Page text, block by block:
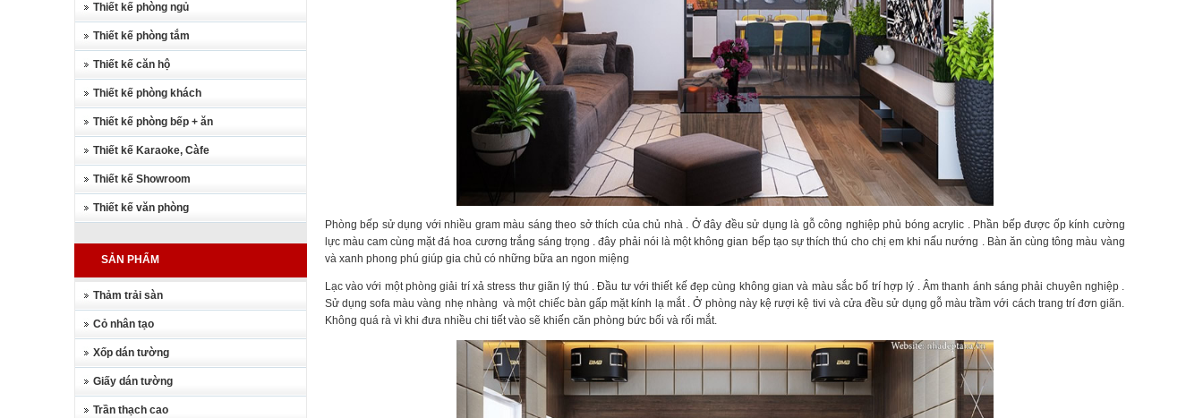
Thiết kế phòng ngủ
Thiết kế phòng tắm
Thiết kế căn hộ
Thiết kế phòng khách
Thiết kế phòng bếp + ăn
Thiết kế Karaoke, Càfe
Thiết kế Showroom
Thiết kế văn phòng
SẢN PHẨM
Thảm trải sàn
Cỏ nhân tạo
Xốp dán tường
Giấy dán tường
Trần thạch cao
Phòng bếp sử dụng với nhiều gram màu sáng theo sở thích của chủ nhà . Ở đây đều sử dụng là gỗ công nghiệp phủ bóng acrylic . Phần bếp được ốp kính cường
lực màu cam cùng mặt đá hoa cương trắng sáng trọng . đây phải nói là một không gian bếp tạo sự thích thú cho chị em khi nấu nướng . Bàn ăn cùng tông màu vàng
và xanh phong phú giúp gia chủ có những bữa an ngon miệng
Lạc vào với một phòng giải trí xả stress thư giãn lý thú . Đầu tư với thiết kế đẹp cùng không gian và màu sắc bố trí hợp lý . Âm thanh ánh sáng phải chuyên nghiệp .
Sử dụng sofa màu vàng nhẹ nhàng và một chiếc bàn gấp mặt kính lạ mắt . Ở phòng này kệ rượi kệ tivi và cửa đều sử dụng gỗ màu trầm với cách trang trí đơn giãn.
Không quá rà vì khi đưa nhiều chi tiết vào sẽ khiến căn phòng bức bối và rối mắt.